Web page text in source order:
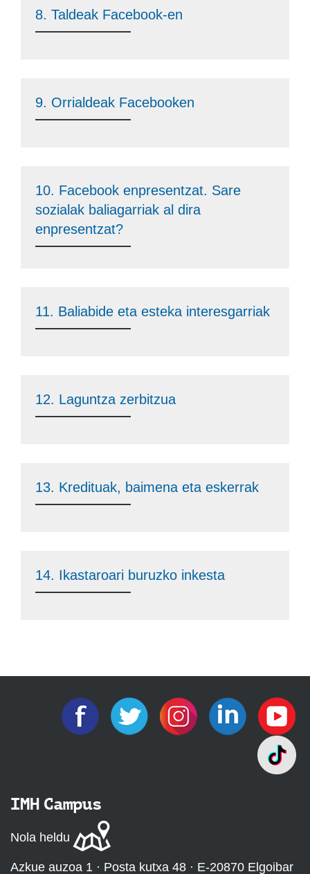
8. Taldeak Facebook-en
9. Orrialdeak Facebooken
10. Facebook enpresentzat. Sare
sozialak baliagarriak al dira
enpresentzat?
11. Baliabide eta esteka interesgarriak
12. Laguntza zerbitzua
13. Kredituak, baimena eta eskerrak
14. Ikastaroari buruzko inkesta
IMH Campus
Nola heldu
Azkue auzoa 1 · Posta kutxa 48 · E-20870 Elgoibar